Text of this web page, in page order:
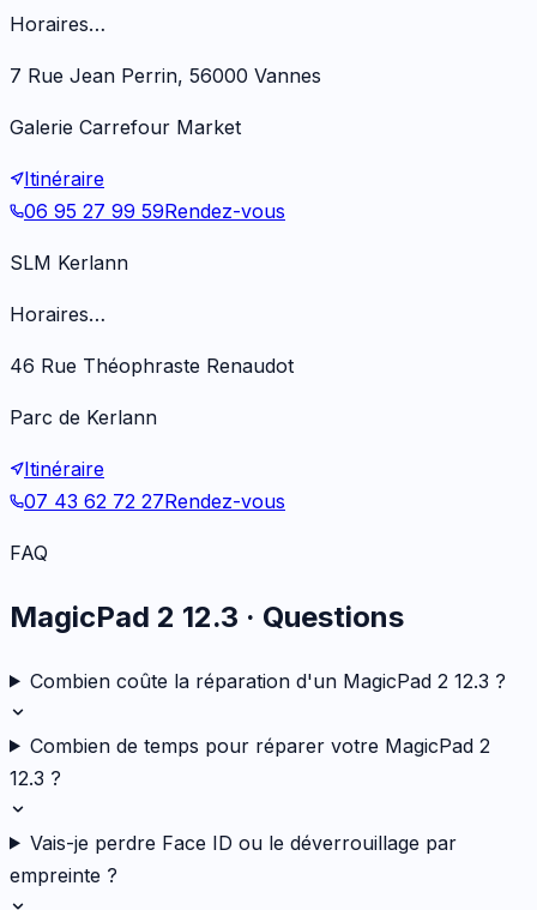
Horaires…
7 Rue Jean Perrin, 56000 Vannes
Galerie Carrefour Market
Itinéraire
06 95 27 99 59Rendez-vous
SLM Kerlann
Horaires…
46 Rue Théophraste Renaudot
Parc de Kerlann
Itinéraire
07 43 62 72 27Rendez-vous
FAQ
MagicPad 2 12.3 · Questions
Combien coûte la réparation d'un MagicPad 2 12.3 ?
Combien de temps pour réparer votre MagicPad 2
12.3 ?
Vais-je perdre Face ID ou le déverrouillage par
empreinte ?